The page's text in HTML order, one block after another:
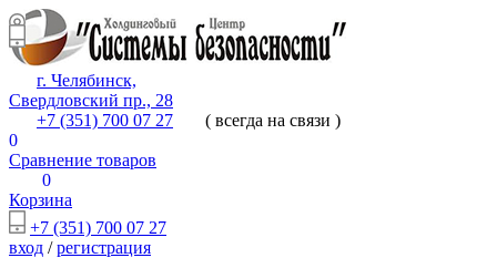
г. Челябинск,
Свердловский пр., 28
+7 (351) 700 07 27
( всегда на связи )
0
Сравнение товаров
0
Корзина
+7 (351) 700 07 27
вход /регистрация